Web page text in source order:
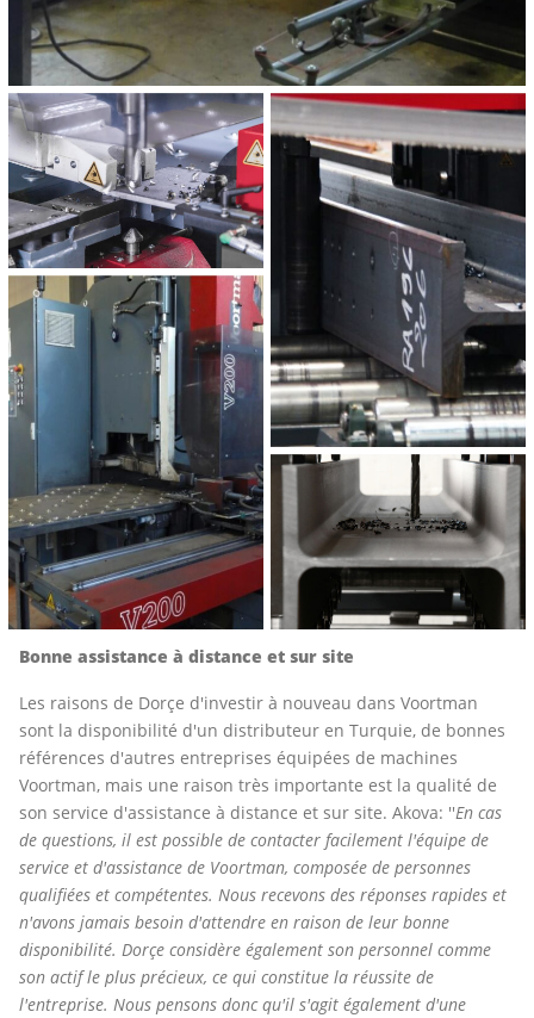
Bonne assistance à distance et sur site
Les raisons de Dorçe d'investir à nouveau dans Voortman
sont la disponibilité d'un distributeur en Turquie, de bonnes
références d'autres entreprises équipées de machines
Voortman, mais une raison très importante est la qualité de
son service d'assistance à distance et sur site. Akova: ''En cas
de questions, il est possible de contacter facilement l'équipe de
service et d'assistance de Voortman, composée de personnes
qualifiées et compétentes. Nous recevons des réponses rapides et
n'avons jamais besoin d'attendre en raison de leur bonne
disponibilité. Dorçe considère également son personnel comme
son actif le plus précieux, ce qui constitue la réussite de
l'entreprise. Nous pensons donc qu'il s'agit également d'une